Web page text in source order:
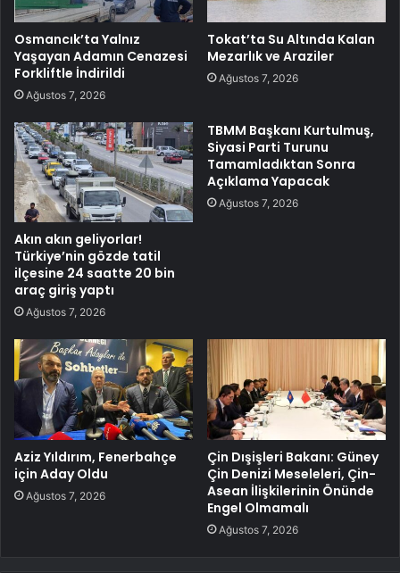
Osmancık’ta Yalnız
Yaşayan Adamın Cenazesi
Forkliftle İndirildi
Ağustos 7, 2026
Tokat’ta Su Altında Kalan
Mezarlık ve Araziler
Ağustos 7, 2026
Akın akın geliyorlar!
Türkiye’nin gözde tatil
ilçesine 24 saatte 20 bin
araç giriş yaptı
Ağustos 7, 2026
TBMM Başkanı Kurtulmuş,
Siyasi Parti Turunu
Tamamladıktan Sonra
Açıklama Yapacak
Ağustos 7, 2026
Aziz Yıldırım, Fenerbahçe
için Aday Oldu
Ağustos 7, 2026
Çin Dışişleri Bakanı: Güney
Çin Denizi Meseleleri, Çin-
Asean İlişkilerinin Önünde
Engel Olmamalı
Ağustos 7, 2026